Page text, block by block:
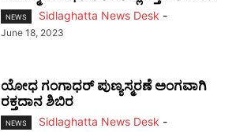
NEWS Sidlaghatta News Desk -
June 18, 2023
ಯೋಧ ಗಂಗಾಧರ್‌ ಪುಣ್ಯಸ್ಮರಣೆ ಅಂಗವಾಗಿ
ರಕ್ತದಾನ ಶಿಬಿರ
NEWS Sidlaghatta News Desk -